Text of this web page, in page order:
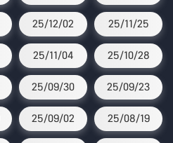
25/12/02 25/11/25
25/11/04 25/10/28
25/09/30 25/09/23
25/09/02 25/08/19